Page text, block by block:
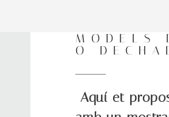
MODELS
O
Aquí et